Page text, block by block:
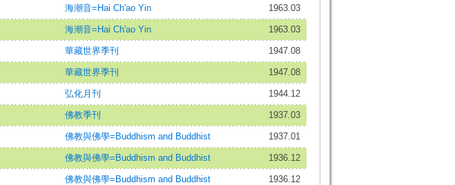
海潮音=Hai Ch'ao Yin 1963.03
海潮音=Hai Ch'ao Yin 1963.03
華藏世界季刊 1947.08
華藏世界季刊 1947.08
弘化月刊 1944.12
佛教季刊 1937.03
佛教與佛學=Buddhism and Buddhist 1937.01
佛教與佛學=Buddhism and Buddhist 1936.12
佛教與佛學=Buddhism and Buddhist 1936.12